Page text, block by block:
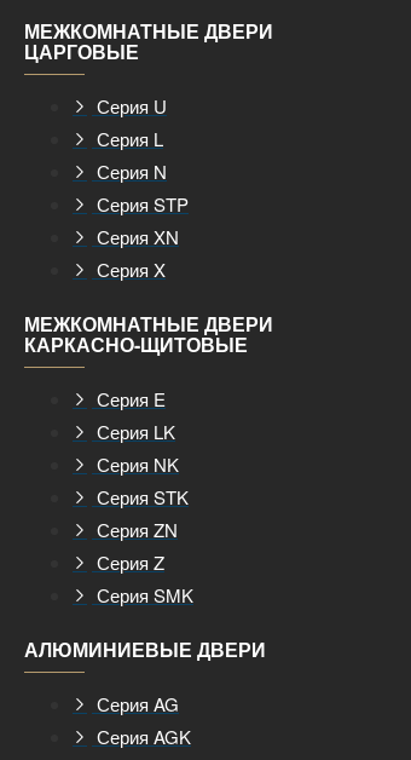
МЕЖКОМНАТНЫЕ ДВЕРИ
ЦАРГОВЫЕ
Серия U
Серия L
Серия N
Серия STP
Серия XN
Серия X
МЕЖКОМНАТНЫЕ ДВЕРИ
КАРКАСНО-ЩИТОВЫЕ
Серия E
Серия LK
Серия NK
Серия STK
Серия ZN
Серия Z
Серия SMK
АЛЮМИНИЕВЫЕ ДВЕРИ
Серия AG
Серия AGK